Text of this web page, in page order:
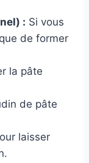
: Si vous
de former
la pâte
de pâte
laisser